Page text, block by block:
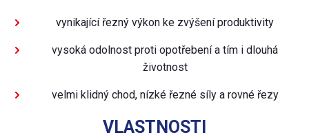
vynikající řezný výkon ke zvýšení produktivity
vysoká odolnost proti opotřebení a tím i dlouhá
životnost
velmi klidný chod, nízké řezné síly a rovné řezy
VLASTNOSTI